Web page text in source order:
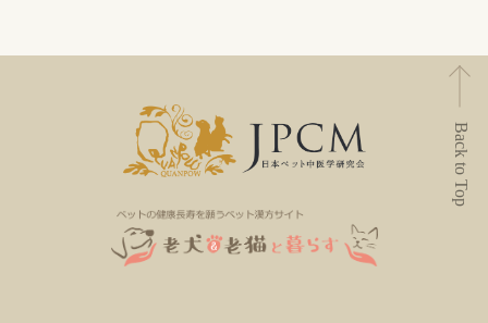
Back to Top